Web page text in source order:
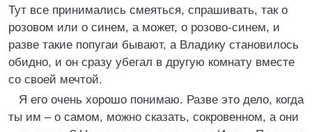
Тут все принимались смеяться, спрашивать, так о
розовом или о синем, а может, о розово-синем, и
разве такие попугаи бывают, а Владику становилось
обидно, и он сразу убегал в другую комнату вместе
со своей мечтой.
Я его очень хорошо понимаю. Разве это дело, когда
ты им – о самом, можно сказать, сокровенном, а они